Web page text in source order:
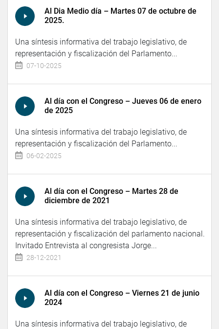
Al Dia Medio día – Martes 07 de octubre de
2025.
Una síntesis informativa del trabajo legislativo, de
representación y fiscalización del Parlamento...
07-10-2025
Al día con el Congreso – Jueves 06 de enero
de 2025
Una síntesis informativa del trabajo legislativo, de
representación y fiscalización del Parlamento...
06-02-2025
Al día con el Congreso – Martes 28 de
diciembre de 2021
Una síntesis informativa del trabajo legislativo, de
representación y fiscalización del parlamento nacional.
Invitado Entrevista al congresista Jorge...
28-12-2021
Al día con el Congreso – Viernes 21 de junio
2024
Una síntesis informativa del trabajo legislativo, de